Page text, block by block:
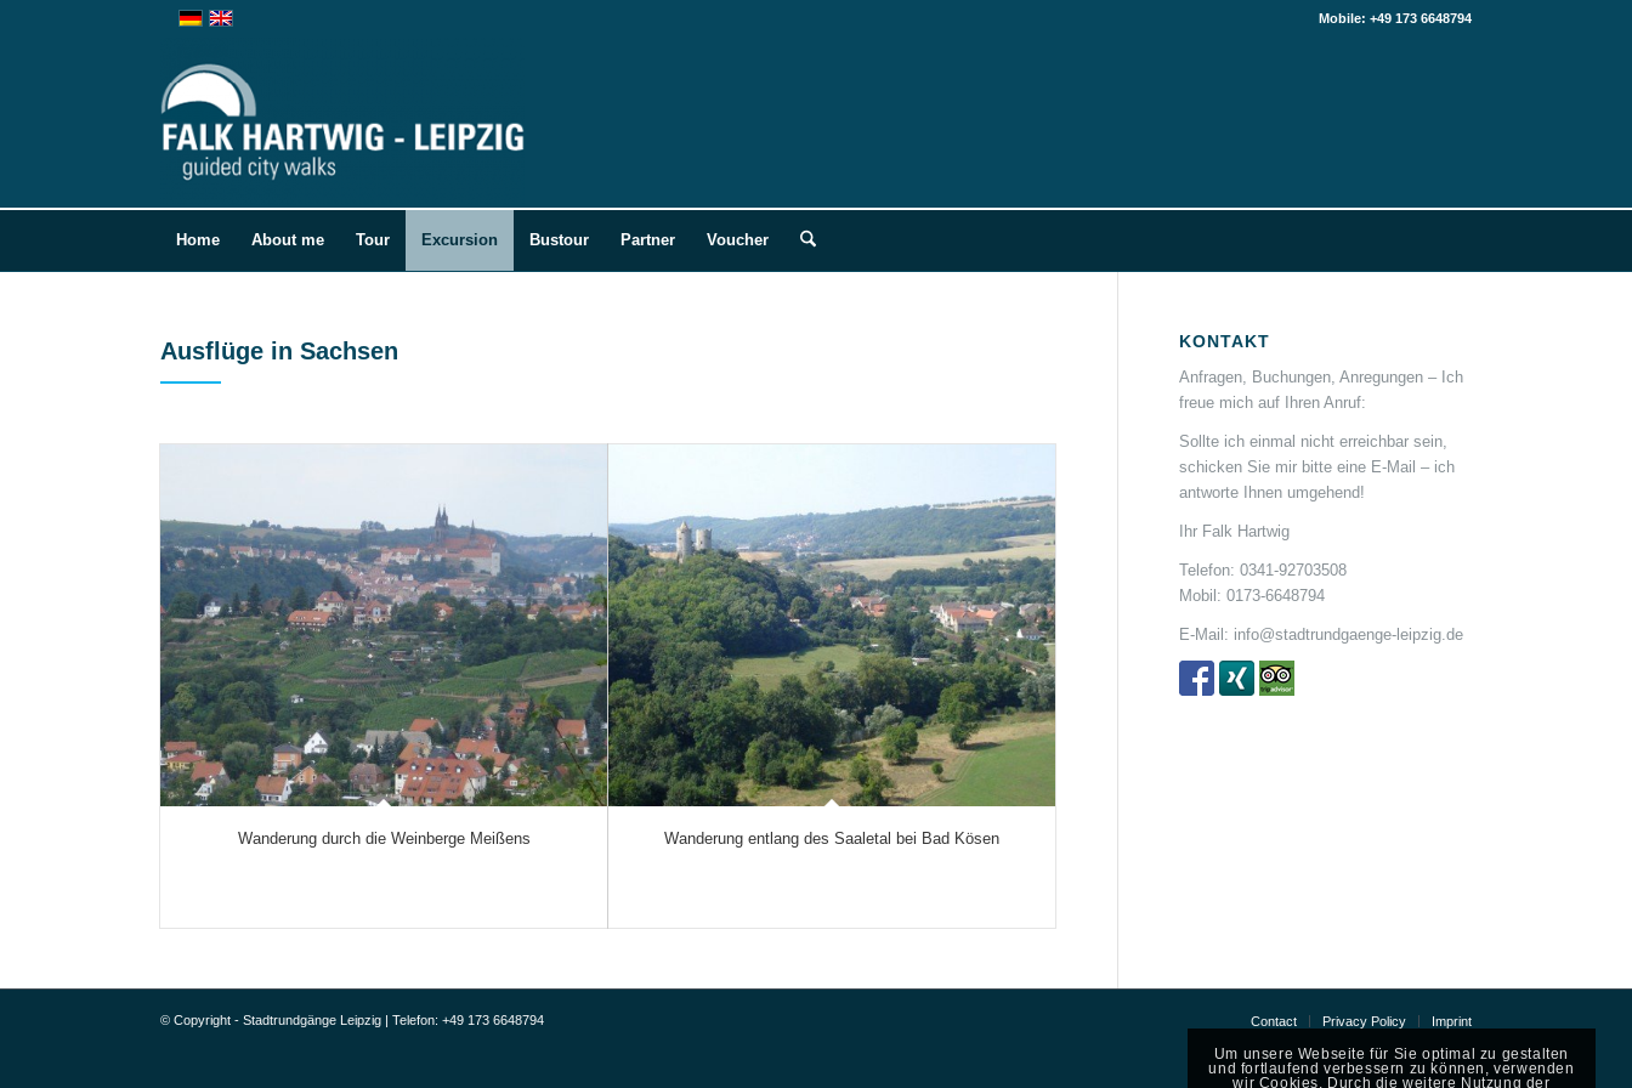
Mobile: +49 173 6648794
Home About me Tour Excursion Bustour Partner Voucher
Ausflüge in Sachsen
Wanderung durch die Weinberge Meißens Wanderung entlang des Saaletal bei Bad Kösen
KONTAKT
Anfragen, Buchungen, Anregungen – Ich
freue mich auf Ihren Anruf:
Sollte ich einmal nicht erreichbar sein,
schicken Sie mir bitte eine E-Mail – ich
antworte Ihnen umgehend!
Ihr Falk Hartwig
Telefon:0341-92703508
Mobil:0173-6648794
E-Mail: info@stadtrundgaenge-leipzig.de
© Copyright - Stadtrundgänge Leipzig | Telefon: +49 173 6648794 Contact Privacy Policy Imprint
Um unsere Webseite für Sie optimal zu gestalten
und fortlaufend verbessern zu können, verwenden
wir Cookies. Durch die weitere Nutzung der